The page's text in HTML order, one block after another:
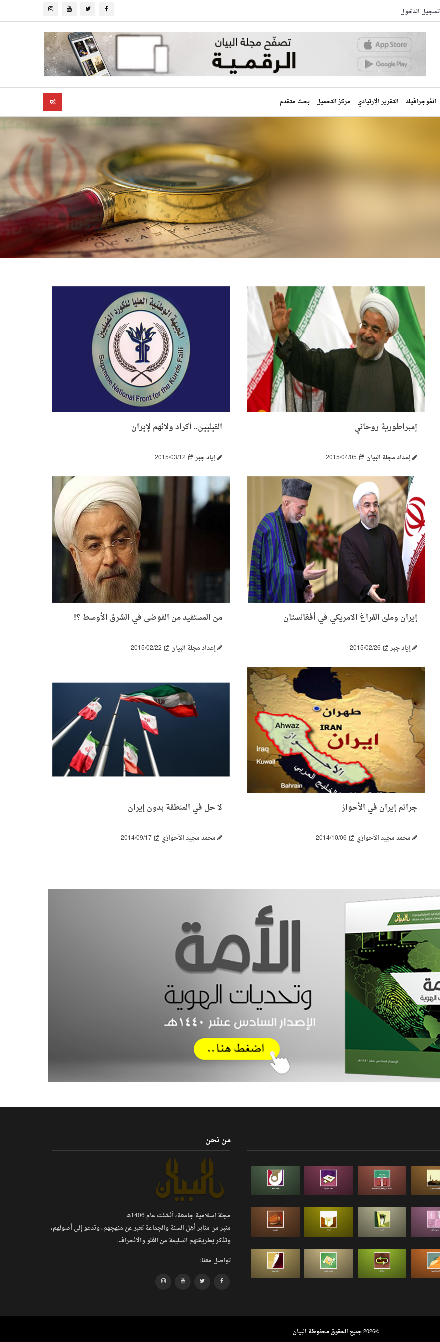
تسجيل الدخول
انفوجرافيك التقرير الإرتيادي مركز التحميل بحث متقدم
إمبراطورية روحاني
إعداد مجلة البيان 2015/04/05
الفيليين.. أكراد ولائهم لإيران
إياد جبر 2015/03/12
إيران وملئ الفراغ الامريكي في أفغانستان
إياد جبر 2015/02/26
من المستفيد من الفوضى في الشرق الأوسط ؟!
إعداد مجلة البيان 2015/02/22
جرائم إيران في الأحواز
محمد مجيد الأحوازي 2014/10/06
لا حل في المنطقة بدون إيران
محمد مجيد الأحوازي 2014/09/17
من نحن
مجلة إسلامية جامعة، أنشئت عام 1406هـ.
منبر من منابر أهل السنة والجماعة تعبر عن منهجهم، وتدعو إلى أصولهم،
وتذكر بطريقتهم السليمة من الغلو والانحراف.
تواصل معنا:
©2026 جميع الحقوق محفوظة البيان